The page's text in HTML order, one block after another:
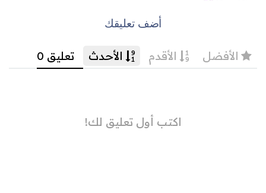
أضف تعليقك